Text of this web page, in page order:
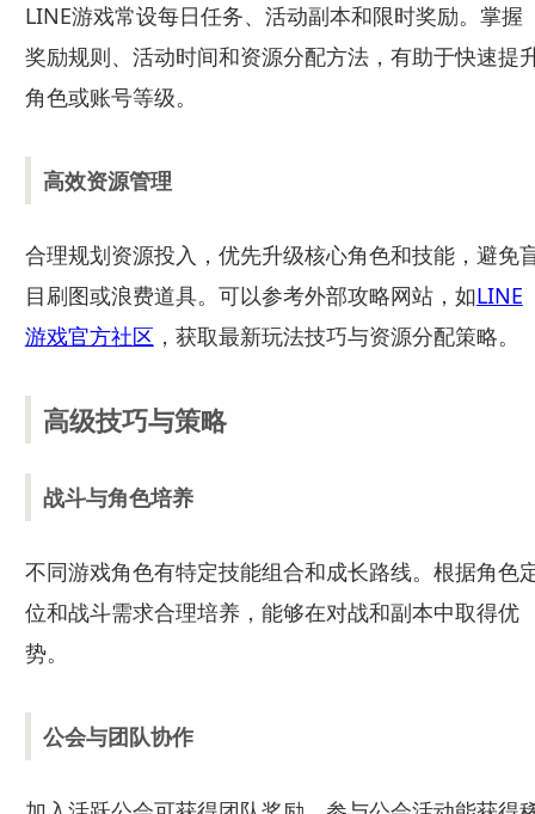
LINE游戏常设每日任务、活动副本和限时奖励。掌握
奖励规则、活动时间和资源分配方法，有助于快速提
角色或账号等级。
高效资源管理
合理规划资源投入，优先升级核心角色和技能，避免
目刷图或浪费道具。可以参考外部攻略网站，如LINE
游戏官方社区 ，获取最新玩法技巧与资源分配策略。
高级技巧与策略
战斗与角色培养
不同游戏角色有特定技能组合和成长路线。根据角色
位和战斗需求合理培养，能够在对战和副本中取得优
势。
公会与团队协作